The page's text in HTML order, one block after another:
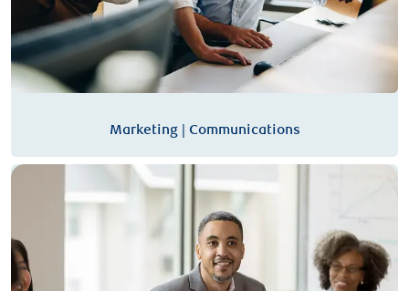
Marketing | Communications
Finances | Comptabilité